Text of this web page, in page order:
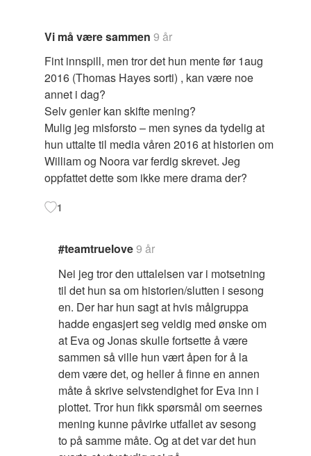
Vi må være sammen 9 år
Fint innspill, men tror det hun mente før 1aug
2016 (Thomas Hayes sorti) , kan være noe
annet i dag?
Selv genier kan skifte mening?
Mulig jeg misforsto – men synes da tydelig at
hun uttalte til media våren 2016 at historien om
William og Noora var ferdig skrevet. Jeg
oppfattet dette som ikke mere drama der?
1
#teamtruelove9 år
Nei jeg tror den uttalelsen var i motsetning
til det hun sa om historien/slutten i sesong
en. Der har hun sagt at hvis målgruppa
hadde engasjert seg veldig med ønske om
at Eva og Jonas skulle fortsette å være
sammen så ville hun vært åpen for å la
dem være det, og heller å finne en annen
måte å skrive selvstendighet for Eva inn i
plottet. Tror hun fikk spørsmål om seernes
mening kunne påvirke utfallet av sesong
to på samme måte. Og at det var det hun